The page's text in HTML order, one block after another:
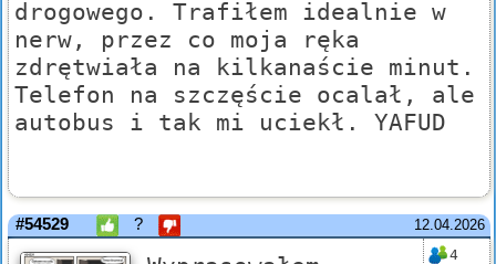
drogowego. Trafiłem idealnie w
nerw, przez co moja ręka
zdrętwiała na kilkanaście minut.
Telefon na szczęście ocalał, ale
autobus i tak mi uciekł. YAFUD
12.04.2026
#54529 ?
4